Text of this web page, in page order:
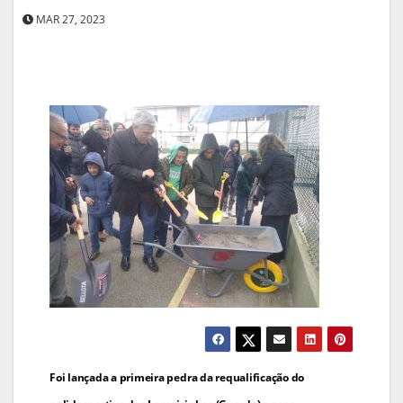
MAR 27, 2023
Navegação
Foi lançada a primeira pedra da requalificação do